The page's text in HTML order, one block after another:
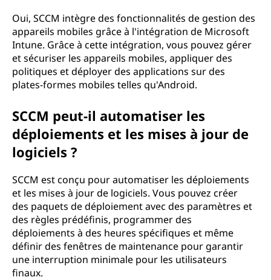
Oui, SCCM intègre des fonctionnalités de gestion des
appareils mobiles grâce à l'intégration de Microsoft
Intune. Grâce à cette intégration, vous pouvez gérer
et sécuriser les appareils mobiles, appliquer des
politiques et déployer des applications sur des
plates-formes mobiles telles qu'Android.
SCCM peut-il automatiser les
déploiements et les mises à jour de
logiciels ?
SCCM est conçu pour automatiser les déploiements
et les mises à jour de logiciels. Vous pouvez créer
des paquets de déploiement avec des paramètres et
des règles prédéfinis, programmer des
déploiements à des heures spécifiques et même
définir des fenêtres de maintenance pour garantir
une interruption minimale pour les utilisateurs
finaux.